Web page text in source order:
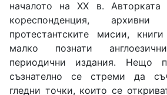
началото на ХХ в. Авторката
кореспонденция,
протестантските мисии,
малко познати
периодични издания. Нещо
съзнателно се стреми да
гледни точки, които се